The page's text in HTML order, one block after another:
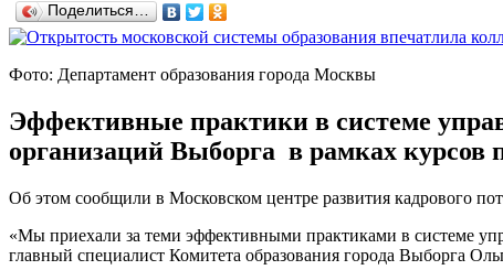
Поделиться…
Фото: Департамент образования города Москвы
Эффективные практики в системе
организаций Выборга в рамках курсов
Об этом сообщили в Московском центре развития кадрового
«Мы приехали за теми эффективными практиками в системе
главный специалист Комитета образования города Выборга